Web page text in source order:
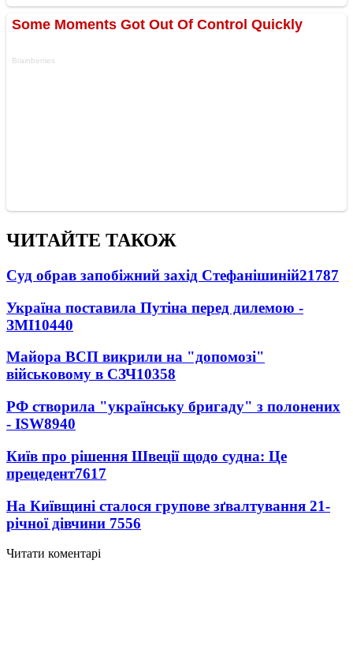
ЧИТАЙТЕ ТАКОЖ
Суд обрав запобіжний захід Стефанішиній21787
Україна поставила Путіна перед дилемою -
ЗМІ10440
Майора ВСП викрили на "допомозі"
військовому в СЗЧ10358
РФ створила "українську бригаду" з полонених
- ISW8940
Київ про рішення Швеції щодо судна: Це
прецедент7617
На Київщині сталося групове зґвалтування 21-
річної дівчини 7556
Читати коментарі